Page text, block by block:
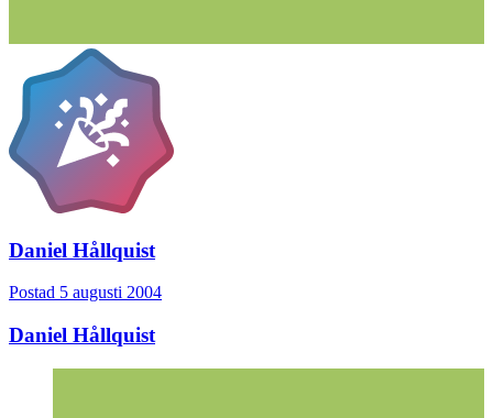
Daniel Hållquist
Postad 5 augusti 2004
Daniel Hållquist